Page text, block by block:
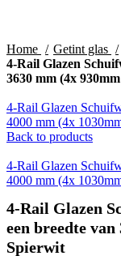
Home Getint glas
4-Rail Glazen
3630 mm (4x
4-Rail Glazen
4000 mm (4x
Back to products
4-Rail Glazen
4000 mm (4x
4-Rail Glazen
een breedte
Spierwit